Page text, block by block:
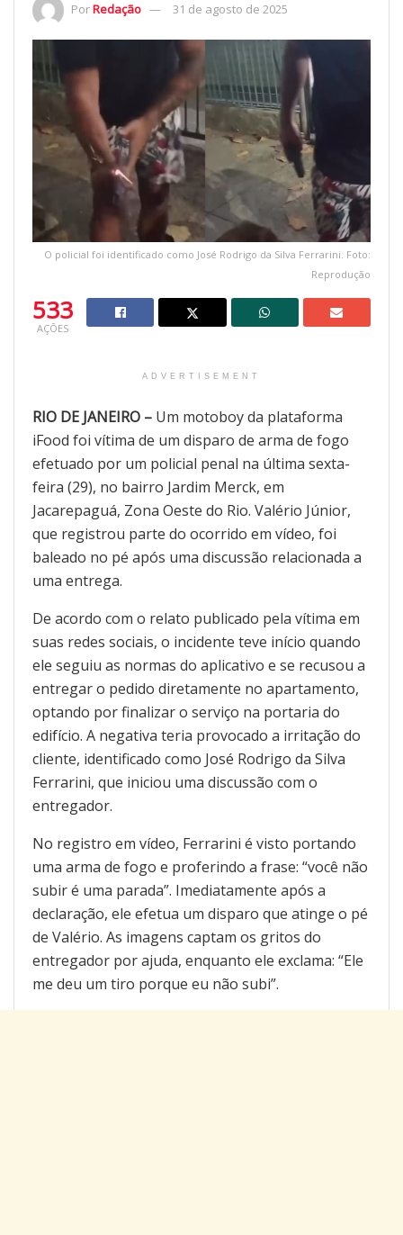
PorRedação 31 de agosto de 2025
O policial foi identificado como José Rodrigo da Silva Ferrarini. Foto:
Reprodução
533
AÇÕES
ADVERTISEMENT
RIO DE JANEIRO – Um motoboy da plataforma
iFood foi vítima de um disparo de arma de fogo
efetuado por um policial penal na última sexta-
feira (29), no bairro Jardim Merck, em
Jacarepaguá, Zona Oeste do Rio. Valério Júnior,
que registrou parte do ocorrido em vídeo, foi
baleado no pé após uma discussão relacionada a
uma entrega.
De acordo com o relato publicado pela vítima em
suas redes sociais, o incidente teve início quando
ele seguiu as normas do aplicativo e se recusou a
entregar o pedido diretamente no apartamento,
optando por finalizar o serviço na portaria do
edifício. A negativa teria provocado a irritação do
cliente, identificado como José Rodrigo da Silva
Ferrarini, que iniciou uma discussão com o
entregador.
No registro em vídeo, Ferrarini é visto portando
uma arma de fogo e proferindo a frase: “você não
subir é uma parada”. Imediatamente após a
declaração, ele efetua um disparo que atinge o pé
de Valério. As imagens captam os gritos do
entregador por ajuda, enquanto ele exclama: “Ele
me deu um tiro porque eu não subi”.